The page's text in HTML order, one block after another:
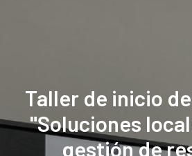
Taller de inicio
"Soluciones
gestión de